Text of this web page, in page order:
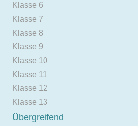
Klasse 6
Klasse 7
Klasse 8
Klasse 9
Klasse 10
Klasse 11
Klasse 12
Klasse 13
Übergreifend